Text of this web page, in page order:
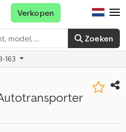
Zoeken
Verkopen
163